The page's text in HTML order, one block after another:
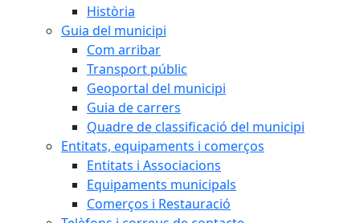
Història
Guia del municipi
Com arribar
Transport públic
Geoportal del municipi
Guia de carrers
Quadre de classificació del municipi
Entitats, equipaments i comerços
Entitats i Associacions
Equipaments municipals
Comerços i Restauració